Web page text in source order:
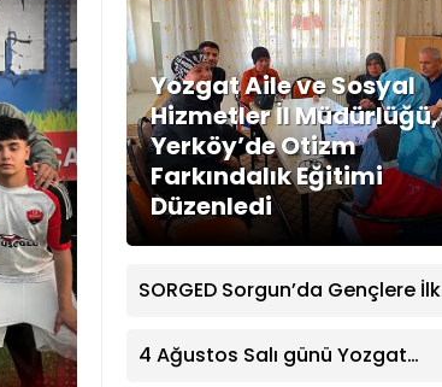
Yozgat Aile ve Sosyal
Hizmetler İl Müdürlüğü,
Yerköy’de Otizm
Farkındalık Eğitimi
Düzenledi
SORGED Sorgun’da Gençlere İlk
4 Ağustos Salı günü Yozgat